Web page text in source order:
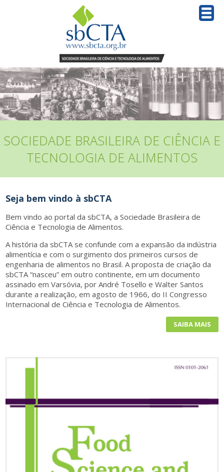
SOCIEDADE BRASILEIRA DE CIÊNCIA E
TECNOLOGIA DE ALIMENTOS
Seja bem vindo à sbCTA
Bem vindo ao portal da sbCTA, a Sociedade Brasileira de
Ciência e Tecnologia de Alimentos.
A história da sbCTA se confunde com a expansão da indústria
alimentícia e com o surgimento dos primeiros cursos de
engenharia de alimentos no Brasil. A proposta de criação da
sbCTA “nasceu” em outro continente, em um documento
assinado em Varsóvia, por André Tosello e Walter Santos
durante a realização, em agosto de 1966, do II Congresso
Internacional de Ciência e Tecnologia de Alimentos.
SAIBA MAIS